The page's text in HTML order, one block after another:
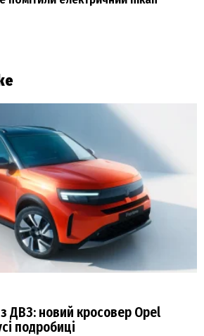
з ДВЗ: новий кросовер Opel
подробиці